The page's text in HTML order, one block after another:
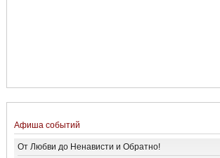
Афиша событий
От Любви до Ненависти и Обратно!